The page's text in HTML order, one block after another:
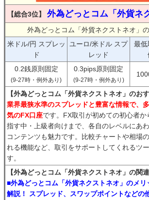
【総合3位】 外為どっとコム「外貨ネ
外為どっとコム「外貨ネクストネオ」
米ドル/円 スプレッ
ド
ユーロ/米ドル スプ
レッド
最低
0.2銭原則固定
(9-27時・例外あり)
0.3pips原則固定
(9-27時・例外あり)
【外為どっとコム「外貨ネクストネオ」のお
業界最狭水準のスプレッドと豊富な情報で、
気のFX口座です。FX取引が初めての初心者か
指す中・上級者向けまで、各自のレベルにあ
コンテンツも魅力です。比較チャートや相場
れる機能など、取引をサポートしてくれるツ
す。
【外為どっとコム「外貨ネクストネオ」の関連
■外為どっとコム「外貨ネクストネオ」のメ
解説！ スプレッド、スワップポイントなどの